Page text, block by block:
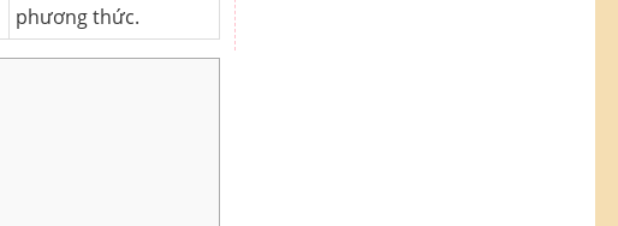
phương thức.